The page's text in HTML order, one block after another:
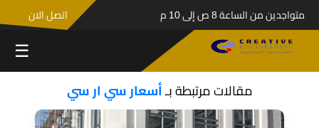
متواجدين من الساعة 8 ص إلى 10 م اتصل الان
☰
مقالات مرتبطة بـأسعار سي ار سي